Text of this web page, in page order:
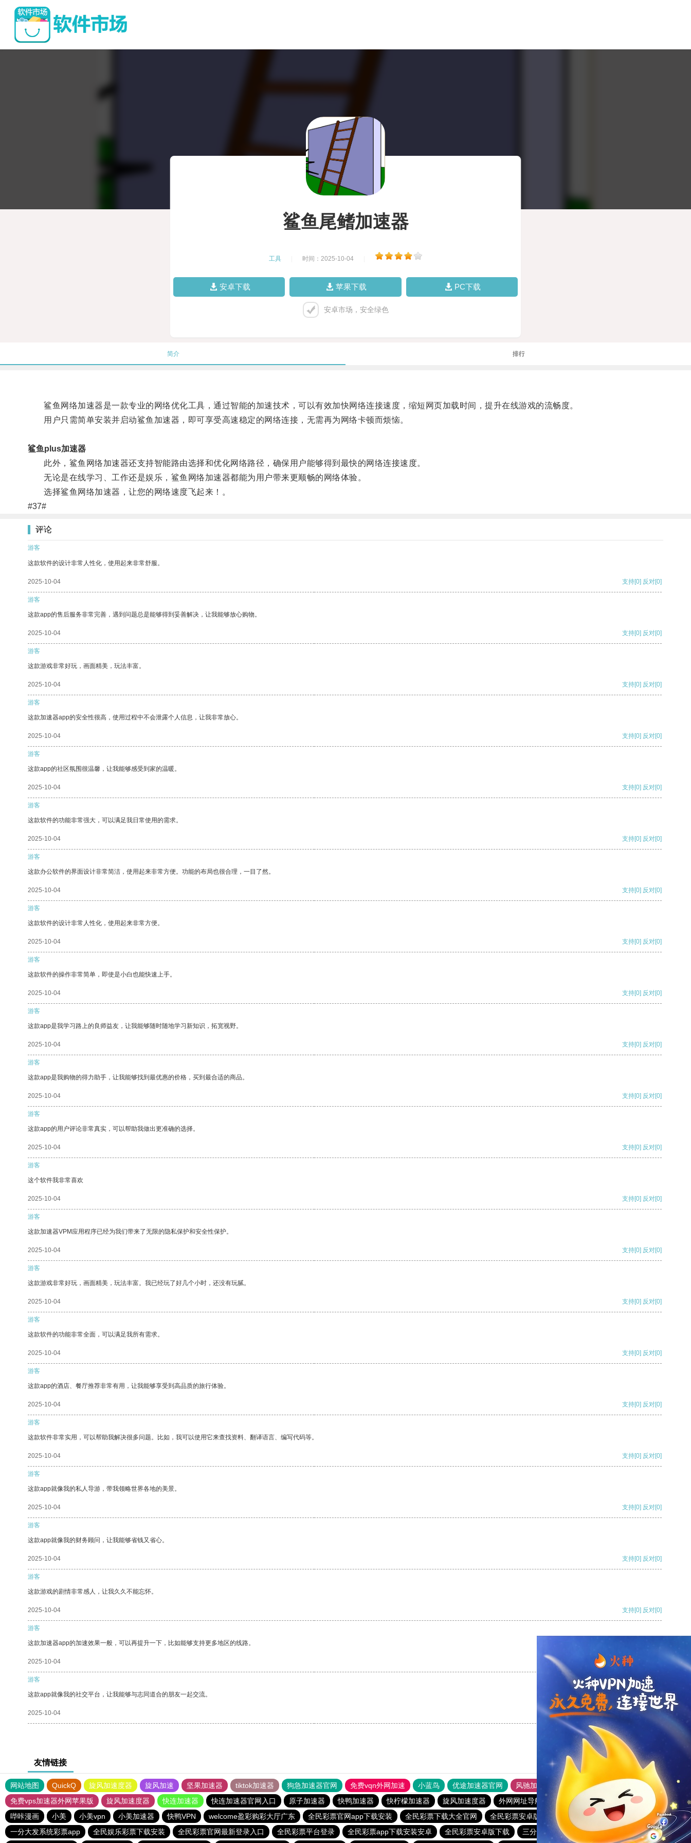
鲨鱼尾鳍加速器
工具 时间：2025-10-04
安卓下载 苹果下载 PC下载
安卓市场，安全绿色
简介 排行
鲨鱼网络加速器是一款专业的网络优化工具，通过智能的加速技术，可以有效加快网络连接速度，缩短网页加载时间，提升在线游戏的流畅度。
用户只需简单安装并启动鲨鱼加速器，即可享受高速稳定的网络连接，无需再为网络卡顿而烦恼。
鲨鱼plus加速器
此外，鲨鱼网络加速器还支持智能路由选择和优化网络路径，确保用户能够得到最快的网络连接速度。
无论是在线学习、工作还是娱乐，鲨鱼网络加速器都能为用户带来更顺畅的网络体验。
选择鲨鱼网络加速器，让您的网络速度飞起来！。
#37#
评论
游客
这款软件的设计非常人性化，使用起来非常舒服。
2025-10-04 支持[0] 反对[0]
游客
这款app的售后服务非常完善，遇到问题总是能够得到妥善解决，让我能够放心购物。
2025-10-04 支持[0] 反对[0]
游客
这款游戏非常好玩，画面精美，玩法丰富。
2025-10-04 支持[0] 反对[0]
游客
这款加速器app的安全性很高，使用过程中不会泄露个人信息，让我非常放心。
2025-10-04 支持[0] 反对[0]
游客
这款app的社区氛围很温馨，让我能够感受到家的温暖。
2025-10-04 支持[0] 反对[0]
游客
这款软件的功能非常强大，可以满足我日常使用的需求。
2025-10-04 支持[0] 反对[0]
游客
这款办公软件的界面设计非常简洁，使用起来非常方便。功能的布局也很合理，一目了然。
2025-10-04 支持[0] 反对[0]
游客
这款软件的设计非常人性化，使用起来非常方便。
2025-10-04 支持[0] 反对[0]
游客
这款软件的操作非常简单，即使是小白也能快速上手。
2025-10-04 支持[0] 反对[0]
游客
这款app是我学习路上的良师益友，让我能够随时随地学习新知识，拓宽视野。
2025-10-04 支持[0] 反对[0]
游客
这款app是我购物的得力助手，让我能够找到最优惠的价格，买到最合适的商品。
2025-10-04 支持[0] 反对[0]
游客
这款app的用户评论非常真实，可以帮助我做出更准确的选择。
2025-10-04 支持[0] 反对[0]
游客
这个软件我非常喜欢
2025-10-04 支持[0] 反对[0]
游客
这款加速器VPM应用程序已经为我们带来了无限的隐私保护和安全性保护。
2025-10-04 支持[0] 反对[0]
游客
这款游戏非常好玩，画面精美，玩法丰富。我已经玩了好几个小时，还没有玩腻。
2025-10-04 支持[0] 反对[0]
游客
这款软件的功能非常全面，可以满足我所有需求。
2025-10-04 支持[0] 反对[0]
游客
这款app的酒店、餐厅推荐非常有用，让我能够享受到高品质的旅行体验。
2025-10-04 支持[0] 反对[0]
游客
这款软件非常实用，可以帮助我解决很多问题。比如，我可以使用它来查找资料、翻译语言、编写代码等。
2025-10-04 支持[0] 反对[0]
游客
这款app就像我的私人导游，带我领略世界各地的美景。
2025-10-04 支持[0] 反对[0]
游客
这款app就像我的财务顾问，让我能够省钱又省心。
2025-10-04 支持[0] 反对[0]
游客
这款游戏的剧情非常感人，让我久久不能忘怀。
2025-10-04 支持[0] 反对[0]
游客
这款加速器app的加速效果一般，可以再提升一下，比如能够支持更多地区的线路。
2025-10-04 支持
游客
这款app就像我的社交平台，让我能够与志同道合的朋友一起交流。
2025-10-04 支持 [0] 反对
友情链接
网站地图 QuickQ 旋风加速度器 旋风加速 坚果加速器 tiktok加速器 狗急加速器官网 免费vqn外网加速 小蓝鸟 优途加速器官网 风驰加速器
旋风加速器
免费vps加速器外网苹果版
旋风加速度器 快连加速器 快连加速器官网入口 原子加速器 快鸭加速器 快柠檬加速器 旋风加速度器 外网网址导航 软件中心 雷霆加速
狂飙加速器
哔咔漫画
小美 小美vpn 小美加速器 快鸭VPN welcome盈彩购彩大厅广东 全民彩票官网app下载安装 全民彩票下载大全官网 全民彩票安卓版
全民彩票官网最新登录入口
一分大发系统彩票app
全民娱乐彩票下载安装 全民彩票官网最新登录入口 全民彩票平台登录 全民彩票app下载安装安卓 全民彩票安卓版下载 三分钟彩票app下载
全民彩票下载大全官网